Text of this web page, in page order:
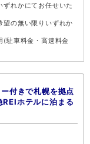
れかにてお任せいた
望の無い限りいずれか
(駐車料金・高速料金
付きで札幌を拠点
ホテルに泊まる